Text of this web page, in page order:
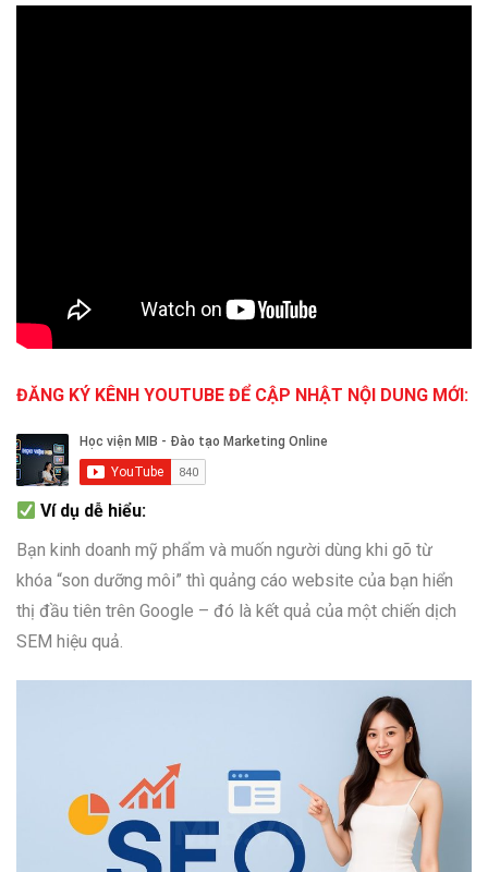
ĐĂNG KÝ KÊNH YOUTUBE ĐỂ CẬP NHẬT NỘI DUNG MỚI:
Ví dụ dễ hiểu:
Bạn kinh doanh mỹ phẩm và muốn người dùng khi gõ từ
khóa “son dưỡng môi” thì quảng cáo website của bạn hiển
thị đầu tiên trên Google – đó là kết quả của một chiến dịch
SEM hiệu quả.